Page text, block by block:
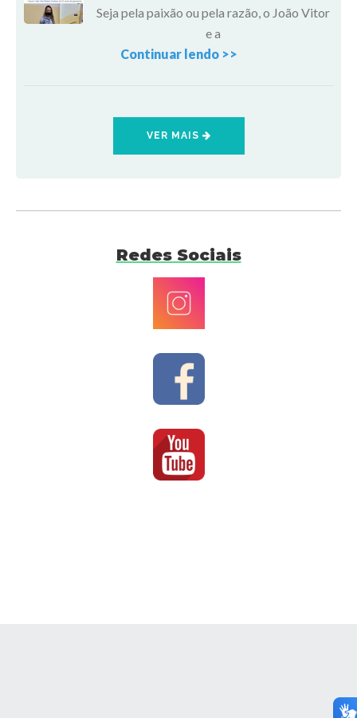
Seja pela paixão ou pela razão, o João Vitor
e a
Continuar lendo >>
VER MAIS
Redes Sociais